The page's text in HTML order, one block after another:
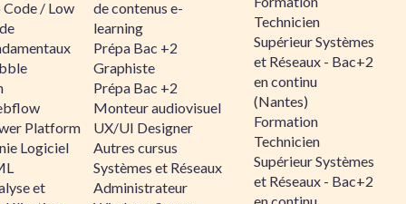
/ Low
Platform
Logiciel
et
de contenus e-
learning
Prépa Bac +2
Graphiste
Prépa Bac +2
Monteur audiovisuel
UX/UI Designer
Autres cursus
Systèmes et Réseaux
Administrateur
Technicien
Supérieur Systèmes
et Réseaux - Bac+2
en continu
(Nantes)
Formation
Technicien
Supérieur Systèmes
et Réseaux - Bac+2